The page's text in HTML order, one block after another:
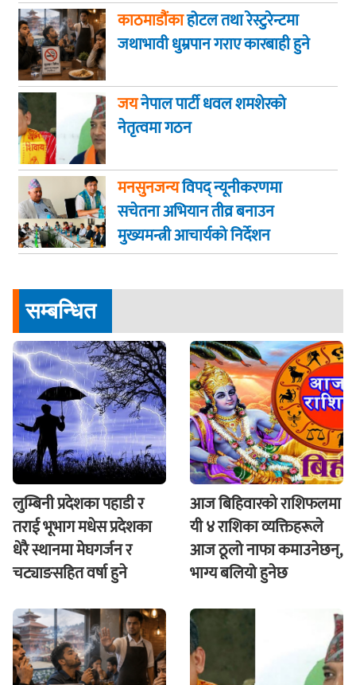
काठमाडौंकाहोटल तथा रेस्टुरेन्टमा
जथाभावी धुम्रपान गराए कारबाही हुने
जयनेपाल पार्टी धवल शमशेरको
नेतृत्वमा गठन
मनसुनजन्यविपद् न्यूनीकरणमा
सचेतना अभियान तीव्र बनाउन
मुख्यमन्त्री आचार्यको निर्देशन
सम्बन्धित
लुम्बिनी प्रदेशका पहाडी र
तराई भूभाग मधेस प्रदेशका
धेरै स्थानमा मेघगर्जन र
चट्याङसहित वर्षा हुने
आज बिहिवारकाे राशिफलमा
यी ४ राशिका व्यक्तिहरूले
आज ठूलो नाफा कमाउनेछन्,
भाग्य बलियो हुनेछ